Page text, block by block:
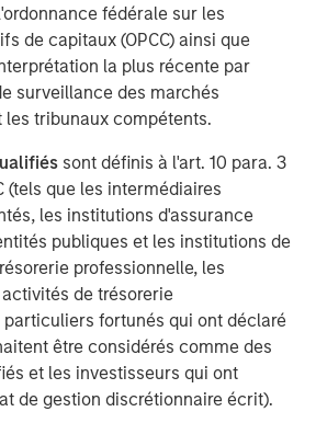
fédérale sur les
de capitaux (OPCC) ainsi que
la plus récente par
surveillance des marchés
les tribunaux compétents.
sont définis à l'art. 10 para. 3
(tels que les intermédiaires
les institutions d'assurance
publiques et les institutions de
professionnelle, les
de trésorerie
particuliers fortunés qui ont déclaré
être considérés comme des
et les investisseurs qui ont
de gestion discrétionnaire écrit).
Point
operating environment has
several challenging years.